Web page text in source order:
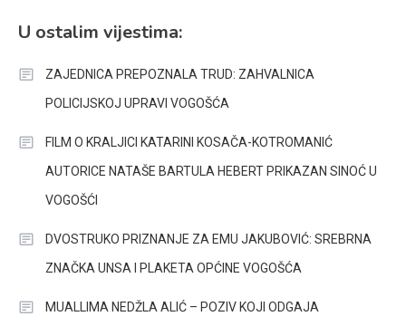
U ostalim vijestima:
ZAJEDNICA PREPOZNALA TRUD: ZAHVALNICA
POLICIJSKOJ UPRAVI VOGOŠĆA
FILM O KRALJICI KATARINI KOSAČA-KOTROMANIĆ
AUTORICE NATAŠE BARTULA HEBERT PRIKAZAN SINOĆ U
VOGOŠĆI
DVOSTRUKO PRIZNANJE ZA EMU JAKUBOVIĆ: SREBRNA
ZNAČKA UNSA I PLAKETA OPĆINE VOGOŠĆA
MUALLIMA NEDŽLA ALIĆ – POZIV KOJI ODGAJA